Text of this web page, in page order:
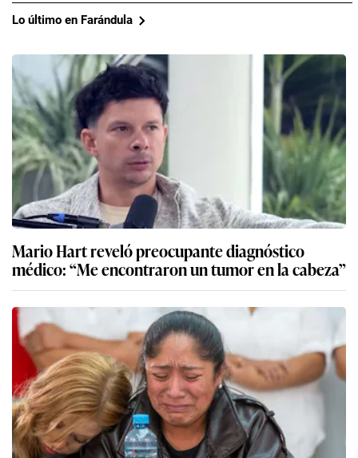
Lo último en Farándula
Mario Hart reveló preocupante diagnóstico
médico: “Me encontraron un tumor en la cabeza”